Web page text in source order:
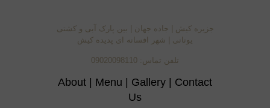
جزیره کیش | جاده جهان | بین پارک آبی و کشتی
یونانی | شهر افسانه ای پدیده کیش
تلفن تماس: 09020098110
About Menu Gallery
Contact
Us